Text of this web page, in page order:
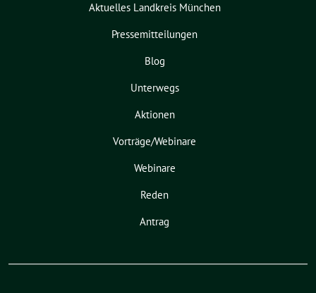
Aktuelles Landkreis München
Pressemitteilungen
Blog
Unterwegs
Aktionen
Vorträge/Webinare
Webinare
Reden
Antrag